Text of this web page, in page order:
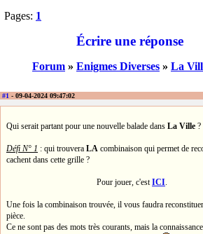
Pages: 1
Écrire une réponse
Forum » Enigmes Diverses » La
#1 - 09-04-2024 09:47:02
Qui serait partant pour une nouvelle balade dans La Ville ?
Défi N° 1 : qui trouvera LA combinaison qui permet de
cachent dans cette grille ?
Pour jouer, c'est ICI
Une fois la combinaison trouvée, il vous faudra
pièce.
Ce ne sont pas des mots très courants, mais la